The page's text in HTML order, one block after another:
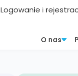
Logowanie i
O nas